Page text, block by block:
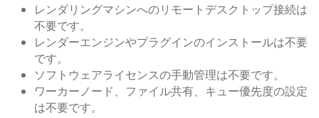
レンダリングマシンへのリモートデスクトップ接続は
不要です。
レンダーエンジンやプラグインのインストールは不要
です。
ソフトウェアライセンスの手動管理は不要です。
ワーカーノード、ファイル共有、キュー優先度の設定
は不要です。